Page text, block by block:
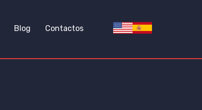
Blog Contactos